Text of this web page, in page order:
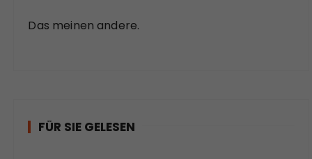
Das meinen andere.
FÜR SIE GELESEN